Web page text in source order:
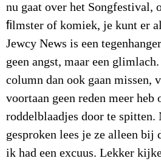
nu gaat over het Songfestival,
ﬁlmster of komiek, je kunt er
Jewcy News is een
geen angst, maar een
column dan ook gaan missen,
voortaan geen reden meer heb
roddelblaadjes door te spitten.
gesproken lees je ze alleen bij
ik had een excuus. Lekker